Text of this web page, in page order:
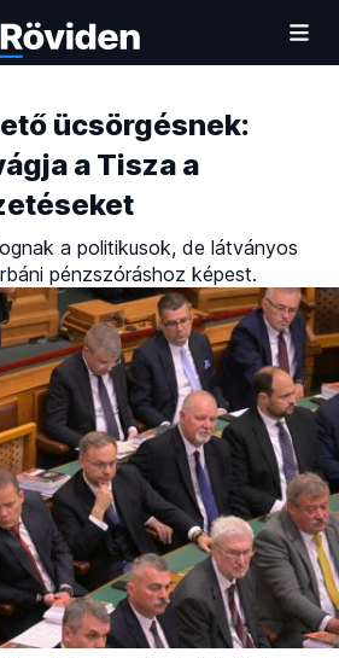
ücsörgésnek:
a Tisza a
a politikusok, de látványos
pénzszóráshoz képest.